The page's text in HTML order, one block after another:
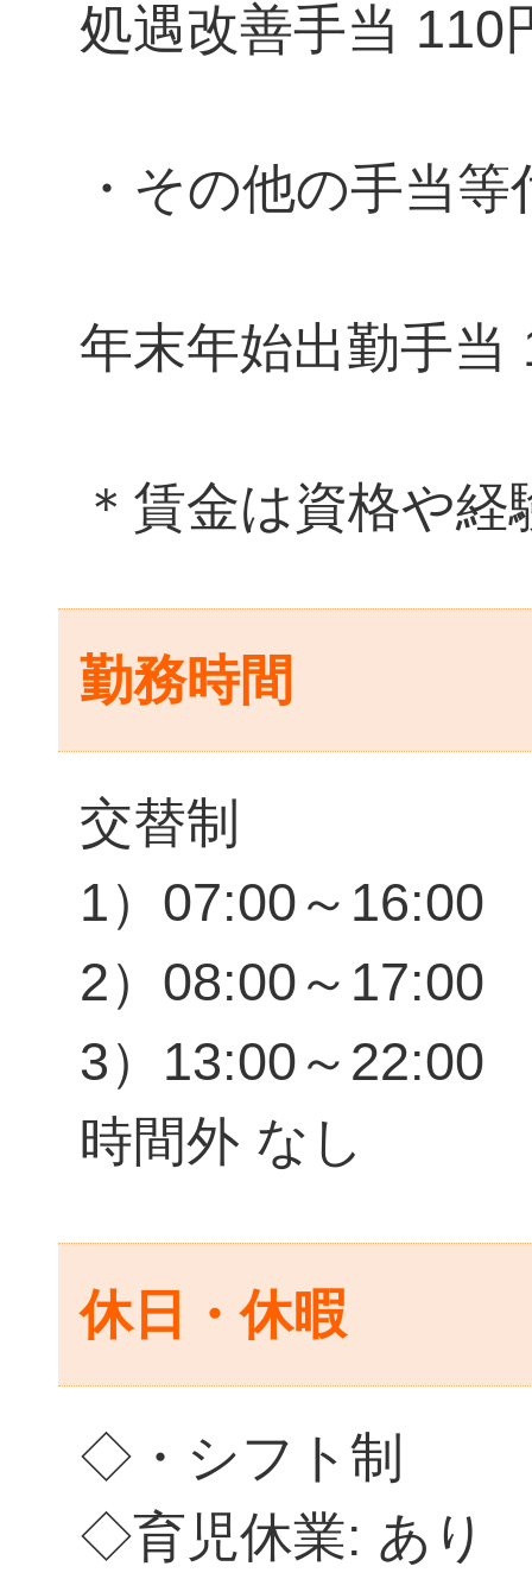
処遇改善手当 110
・その他の手当
年末年始出勤手当
＊賃金は資格や
勤務時間
交替制
1）07:00～16:00
2）08:00～17:00
3）13:00～22:00
時間外 なし
休日・休暇
◇・シフト制
◇育児休業: あり